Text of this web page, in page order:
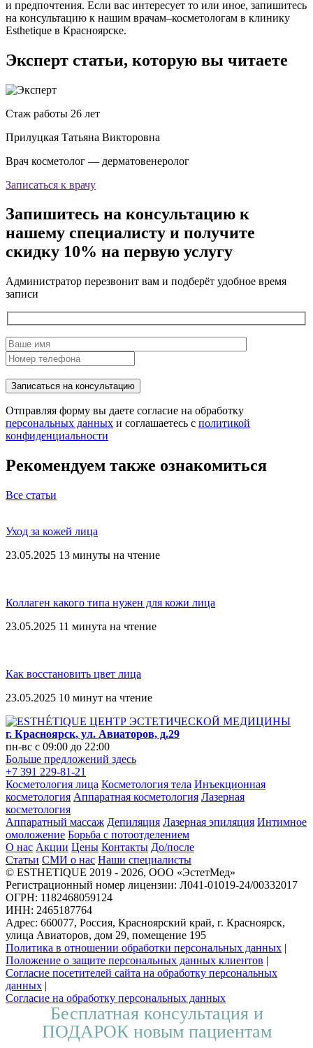
и предпочтения. Если вас интересует то или иное, запишитесь
на консультацию к нашим врачам–косметологам в клинику
Esthetique в Красноярске.
Эксперт статьи, которую вы читаете
Стаж работы 26 лет
Прилуцкая Татьяна Викторовна
Врач косметолог — дерматовенеролог
Записаться к врачу
Запишитесь на консультацию к
нашему специалисту и получите
скидку 10% на первую услугу
Администратор перезвонит вам и подберёт удобное время
записи
Отправляя форму вы даете согласие на обработку
персональных данных и соглашаетесь с политикой
конфиденциальности
Рекомендуем также ознакомиться
Все статьи
Уход за кожей лица
23.05.2025 13 минуты на чтение
Коллаген какого типа нужен для кожи лица
23.05.2025 11 минута на чтение
Как восстановить цвет лица
23.05.2025 10 минут на чтение
г. Красноярск, ул. Авиаторов, д.29
пн-вс c 09:00 до 22:00
Больше предложений здесь
+7 391 229-81-21
Косметология лица Косметология тела Инъекционная
косметология Аппаратная косметология Лазерная
косметология
Аппаратный массаж Депиляция Лазерная эпиляция Интимное
омоложение Борьба с потоотделением
О нас Акции Цены Контакты До/после
Статьи СМИ о нас Наши специалисты
© ESTHETIQUE 2019 - 2026, ООО «ЭстетМед»
Регистрационный номер лицензии: Л041-01019-24/00332017
ОГРН: 1182468059124
ИНН: 2465187764
Адрес: 660077, Россия, Красноярский край, г. Красноярск,
улица Авиаторов, дом 29, помещение 195
Политика в отношении обработки персональных данных |
Положение о защите персональных данных клиентов |
Согласие посетителей сайта на обработку персональных
данных |
Согласие на обработку персональных данных
Бесплатная консультация и
ПОДАРОК новым пациентам